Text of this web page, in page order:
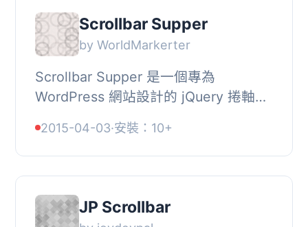
Scrollbar Supper
by WorldMarkerter
Scrollbar Supper 是一個專為
WordPress 網站設計的 jQuery 捲軸擴
具有平滑捲動的選項特性。Scrollbar
Supper 會自動更新...
2015-04-03·安裝：10+
JP Scrollbar